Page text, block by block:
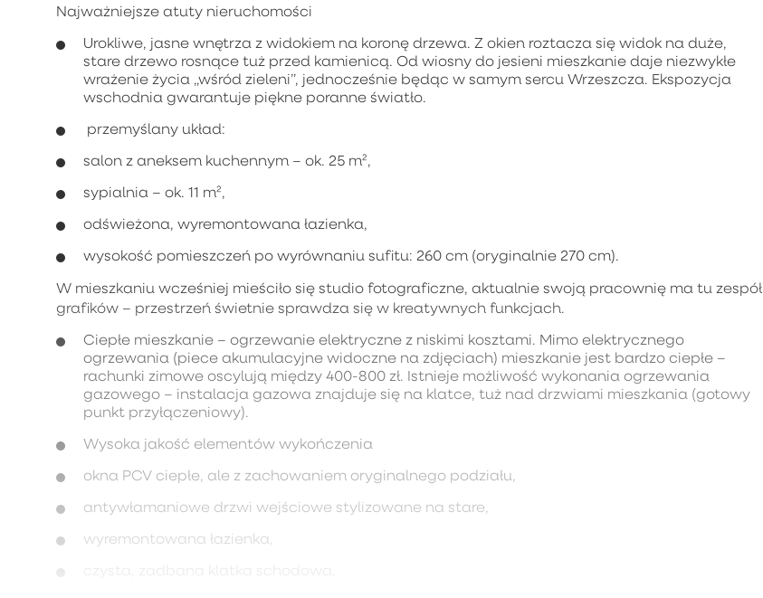
Najważniejsze atuty nieruchomości
Urokliwe, jasne wnętrza z widokiem na koronę drzewa. Z okien roztacza się widok na duże,
stare drzewo rosnące tuż przed kamienicą. Od wiosny do jesieni mieszkanie daje niezwykłe
wrażenie życia „wśród zieleni”, jednocześnie będąc w samym sercu Wrzeszcza. Ekspozycja
wschodnia gwarantuje piękne poranne światło.
przemyślany układ:
salon z aneksem kuchennym – ok. 25 m²,
sypialnia – ok. 11 m²,
odświeżona, wyremontowana łazienka,
wysokość pomieszczeń po wyrównaniu sufitu: 260 cm (oryginalnie 270 cm).
W mieszkaniu wcześniej mieściło się studio fotograficzne, aktualnie swoją pracownię ma tu zespół
grafików – przestrzeń świetnie sprawdza się w kreatywnych funkcjach.
Ciepłe mieszkanie – ogrzewanie elektryczne z niskimi kosztami. Mimo elektrycznego
ogrzewania (piece akumulacyjne widoczne na zdjęciach) mieszkanie jest bardzo ciepłe –
rachunki zimowe oscylują między 400-800 zł. Istnieje możliwość wykonania ogrzewania
gazowego – instalacja gazowa znajduje się na klatce, tuż nad drzwiami mieszkania (gotowy
punkt przyłączeniowy).
Wysoka jakość elementów wykończenia
okna PCV ciepłe, ale z zachowaniem oryginalnego podziału,
antywłamaniowe drzwi wejściowe stylizowane na stare,
wyremontowana łazienka,